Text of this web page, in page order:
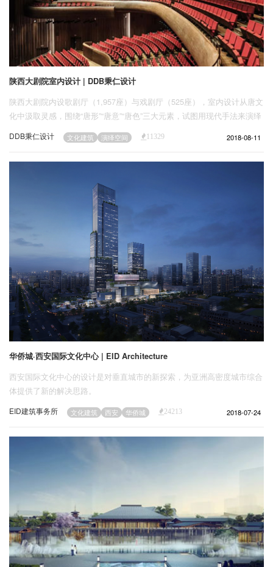
陕西大剧院室内设计 | DDB秉仁设计
陕西大剧院内设歌剧厅（1,957座）与戏剧厅（525座），室内设计从唐文
化中汲取灵感，围绕“唐形”“唐意”“唐色”三大元素，试图用现代手法来演绎
盛唐文化的神韵和风采，创造出戏剧性的空间感受。
DDB秉仁设计 文化建筑 演绎空间 11329 2018-08-11
华侨城·西安国际文化中心 | EID Architecture
西安国际文化中心的设计是对垂直城市的新探索，为亚洲高密度城市综合
体提供了新的解决思路。
EID建筑事务所 文化建筑 西安 华侨城 24213 2018-07-24